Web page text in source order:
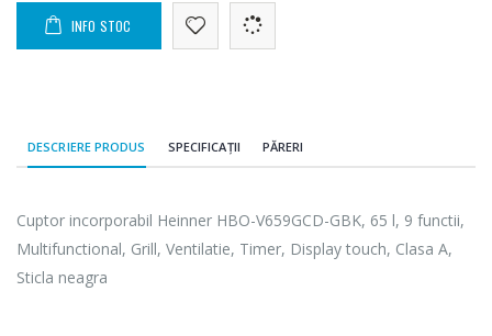
INFO STOC
DESCRIERE PRODUS SPECIFICAȚII PĂRERI
Cuptor incorporabil Heinner HBO-V659GCD-GBK, 65 l, 9 functii,
Multifunctional, Grill, Ventilatie, Timer, Display touch, Clasa A,
Sticla neagra